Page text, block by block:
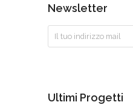
Newsletter
Ultimi Progetti